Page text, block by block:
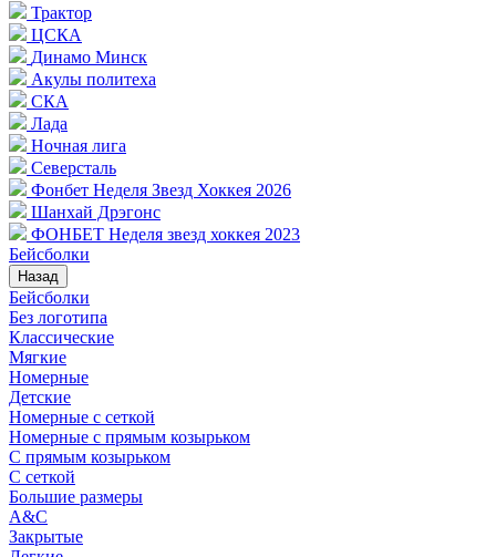
Трактор
ЦСКА
Динамо Минск
Акулы политеха
СКА
Лада
Ночная лига
Северсталь
Фонбет Неделя Звезд Хоккея 2026
Шанхай Дрэгонс
ФОНБЕТ Неделя звезд хоккея 2023
Бейсболки
Назад
Бейсболки
Без логотипа
Классические
Мягкие
Номерные
Детские
Номерные с сеткой
Номерные с прямым козырьком
С прямым козырьком
С сеткой
Большие размеры
A&C
Закрытые